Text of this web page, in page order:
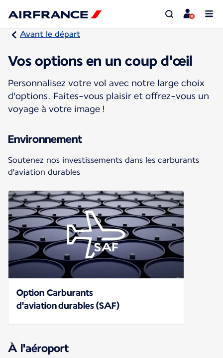
Avant le départ
Vos options en un coup d'œil
Personnalisez votre vol avec notre large choix
d'options. Faites-vous plaisir et offrez-vous un
voyage à votre image !
Environnement
Soutenez nos investissements dans les carburants
d'aviation durables
Option Carburants
d'aviation durables (SAF)
À l'aéroport